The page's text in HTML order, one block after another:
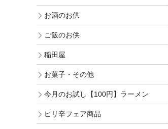
お酒のお供
ご飯のお供
稲田屋
お菓子・その他
今月のお試し【100円】ラーメン
ピリ辛フェア商品